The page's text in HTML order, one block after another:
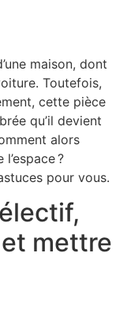
maison, dont
Toutefois,
cette pièce
qu’il devient
alors
?
pour vous.
mettre